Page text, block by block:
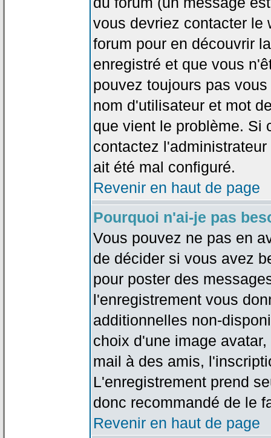
vous devriez contacter le
forum pour en découvrir
enregistré et que vous
pouvez toujours pas
nom d'utilisateur et mot
que vient le problème. Si
contactez
ait été mal configuré.
Revenir en haut de page
Pourquoi n'ai-je pas
Vous pouvez ne pas en
de décider si vous avez
pour poster des
l'enregistrement vous
additionnelles non-
choix d'une image
mail à des amis,
L'enregistrement prend
donc recommandé de le
Revenir en haut de page